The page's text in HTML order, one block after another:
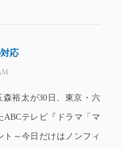
応
森裕太が30日、東京・六
ABCテレビ『ドラマ「マ
ト～今日だけはノンフィ